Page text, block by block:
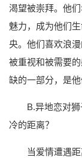
渴望被崇拜。他
魅力，成为他们
央。他们喜欢浪
被重视和被需要
缺的一部分，是他
B.异地恋对
冷的距离？
当爱情遭遇